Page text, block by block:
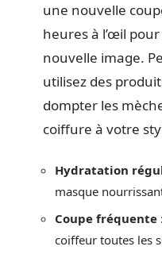
une nouvelle
heures à l’œil
nouvelle image.
utilisez des
dompter les
coiffure à votre
Hydratation
masque
Coupe fréquente
coiffeur toutes les